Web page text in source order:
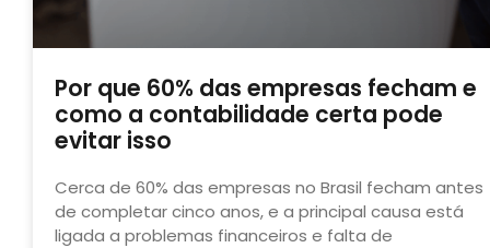
Por que 60% das empresas fecham e
como a contabilidade certa pode
evitar isso
Cerca de 60% das empresas no Brasil fecham antes
de completar cinco anos, e a principal causa está
ligada a problemas financeiros e falta de